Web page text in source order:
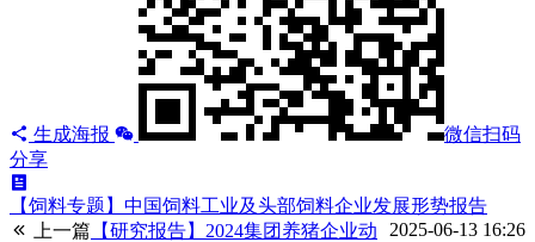
生成海报
微信扫码
分享
【饲料专题】中国饲料工业及头部饲料企业发展形势报告
上一篇
2025-06-13 16:26
【研究报告】2024集团养猪企业动